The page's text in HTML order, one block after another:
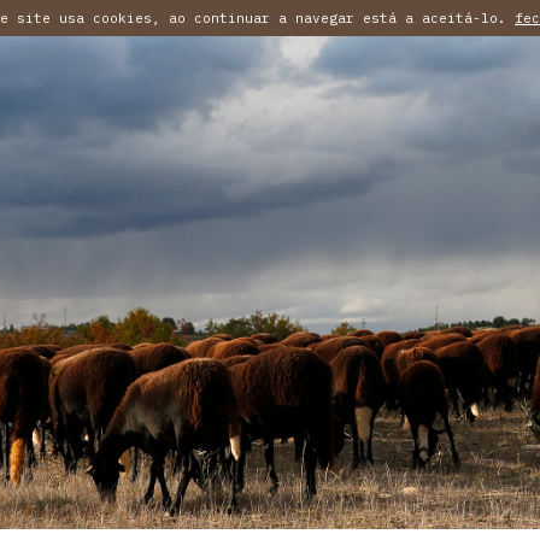
site usa cookies, ao continuar a navegar está a aceitá-lo.